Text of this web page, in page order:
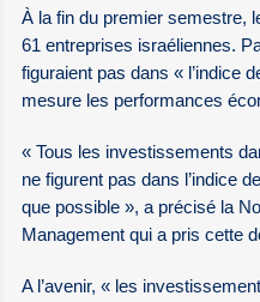
À la fin du premier semestre,
61 entreprises israéliennes.
figuraient pas dans « l’indice
mesure les performances
« Tous les investissements
ne figurent pas dans l’indice
que possible », a précisé la
Management qui a pris cette
A l’avenir, « les